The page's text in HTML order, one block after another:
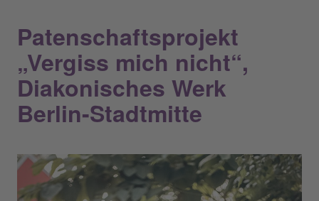
Patenschaftsprojekt
„Vergiss mich nicht“,
Diakonisches Werk
Berlin-Stadtmitte